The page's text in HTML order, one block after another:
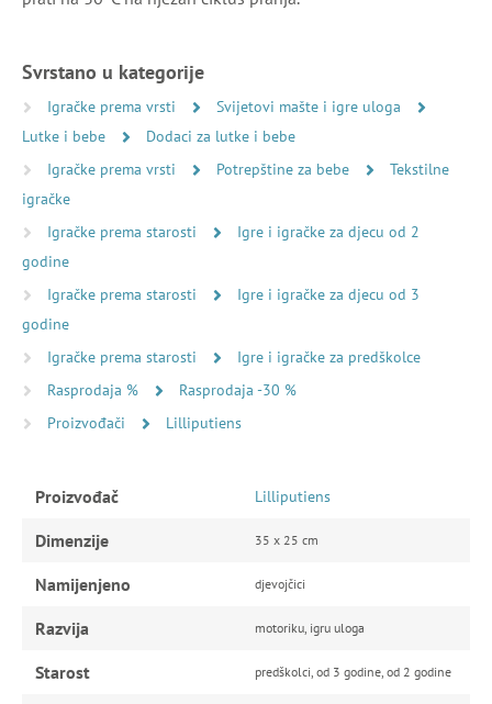
Svrstano u kategorije
Igračke prema vrsti
Svijetovi mašte i igre uloga
Lutke i bebe
Dodaci za lutke i bebe
Igračke prema vrsti
Potrepštine za bebe
Tekstilne
igračke
Igračke prema starosti
Igre i igračke za djecu od 2
godine
Igračke prema starosti
Igre i igračke za djecu od 3
godine
Igračke prema starosti
Igre i igračke za predškolce
Rasprodaja %
Rasprodaja -30 %
Proizvođači
Lilliputiens
Proizvođač Lilliputiens
Dimenzije 35 x 25 cm
Namijenjeno djevojčici
Razvija motoriku, igru uloga
Starost predškolci, od 3 godine, od 2 godine
Ova internetska stranica
Ova internetska stranica upotrebljava
prihvaćate sve kolačiće sukladno našoj
Politici kolačića.Podrobno
Odbaci sve
PRIKAŽI PODROBNOSTI
NUŽNO POTREBNI KOLAČIĆI